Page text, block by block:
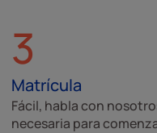
3
Matrícula
Fácil, habla con
necesaria para